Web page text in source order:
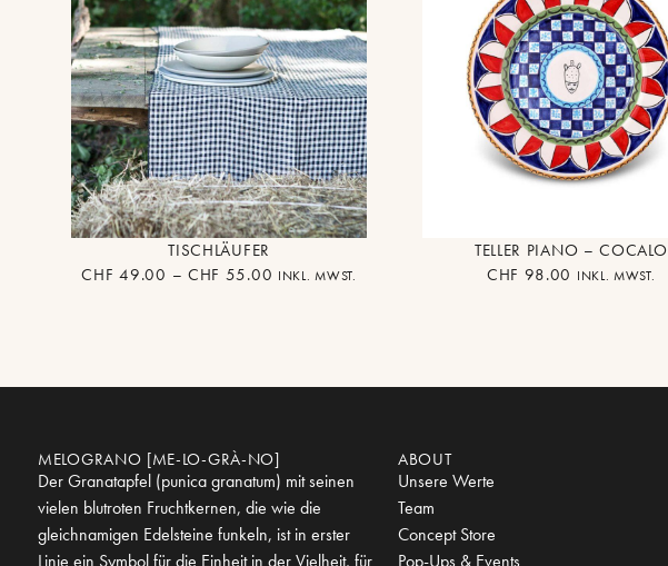
TISCHLÄUFER
CHF 49.00 – CHF 55.00 INKL. MWST.
TELLER PIANO – COCALO
CHF 98.00 INKL. MWST.
MELOGRANO [ME-LO-GRÀ-NO]
Der Granatapfel (punica granatum) mit seinen
vielen blutroten Fruchtkernen, die wie die
gleichnamigen Edelsteine funkeln, ist in erster
Linie ein Symbol für die Einheit in der Vielheit, für
ABOUT
Unsere Werte
Team
Concept Store
Pop-Ups & Events